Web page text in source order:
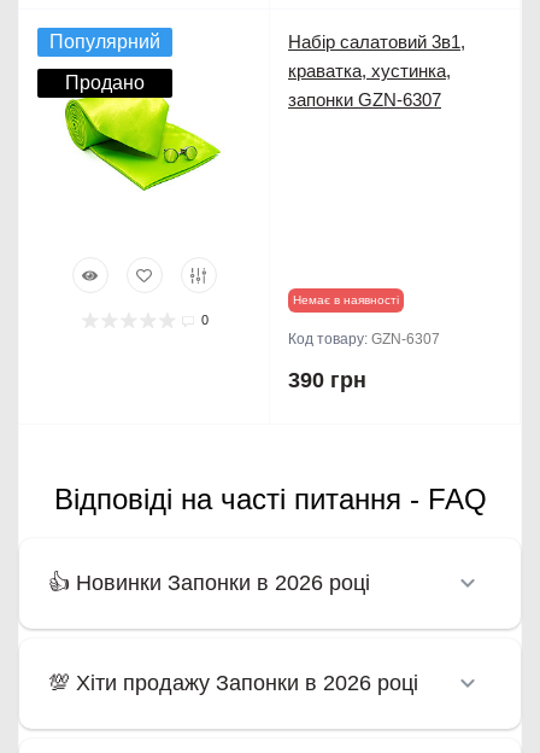
Популярний
Продано
0
Набір салатовий 3в1,
краватка, хустинка,
запонки GZN-6307
Немає в наявності
Код товару: GZN-6307
390 грн
Відповіді на часті питання - FAQ
👍 Новинки Запонки в 2026 році
💯 Хіти продажу Запонки в 2026 році